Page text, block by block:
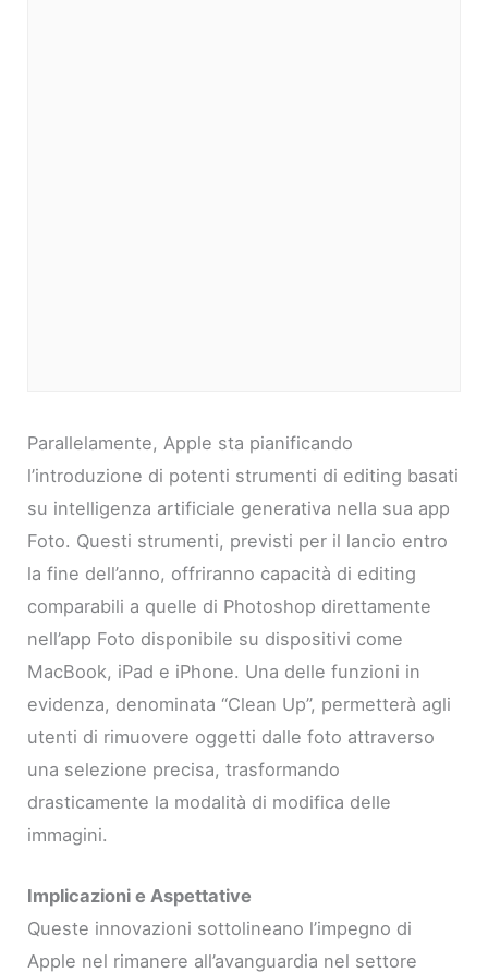
Parallelamente, Apple sta pianificando
l’introduzione di potenti strumenti di editing basati
su intelligenza artificiale generativa nella sua app
Foto. Questi strumenti, previsti per il lancio entro
la fine dell’anno, offriranno capacità di editing
comparabili a quelle di Photoshop direttamente
nell’app Foto disponibile su dispositivi come
MacBook, iPad e iPhone. Una delle funzioni in
evidenza, denominata “Clean Up”, permetterà agli
utenti di rimuovere oggetti dalle foto attraverso
una selezione precisa, trasformando
drasticamente la modalità di modifica delle
immagini.
Implicazioni e Aspettative
Queste innovazioni sottolineano l’impegno di
Apple nel rimanere all’avanguardia nel settore